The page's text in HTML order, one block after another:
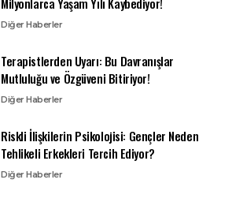
Diğer Haberler
Terapistlerden Uyarı: Bu Davranışlar
Mutluluğu ve Özgüveni Bitiriyor!
Diğer Haberler
Riskli İlişkilerin Psikolojisi: Gençler Neden
Tehlikeli Erkekleri Tercih Ediyor?
Diğer Haberler